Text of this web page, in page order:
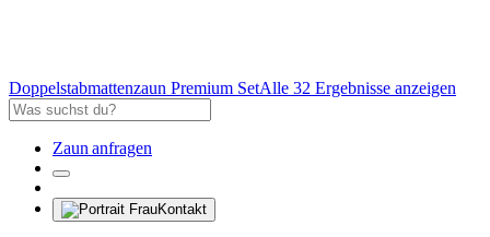
Doppelstabmattenzaun Premium SetAlle 32 Ergebnisse anzeigen
Zaun anfragen
Kontakt